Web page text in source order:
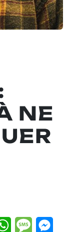
NE
WhatsApp